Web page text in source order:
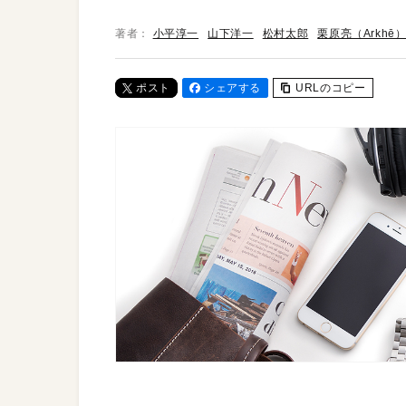
著者： 小平淳一 山下洋一 松村太郎 栗原亮（Arkhē）
ポスト シェアする URLのコピー